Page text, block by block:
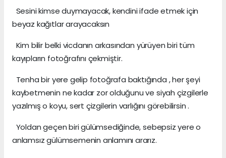
Sesini kimse duymayacak, kendini ifade etmek için
beyaz kağıtlar arayacaksın
Kim bilir belki vicdanın arkasından yürüyen biri tüm
kayıpların fotoğrafını çekmiştir.
Tenha bir yere gelip fotoğrafa baktığında , her şeyi
kaybetmenin ne kadar zor olduğunu ve siyah çizgilerle
yazılmış o koyu, sert çizgilerin varlığını görebilirsin .
Yoldan geçen biri gülümsediğinde, sebepsiz yere o
anlamsız gülümsemenin anlamını ararız.